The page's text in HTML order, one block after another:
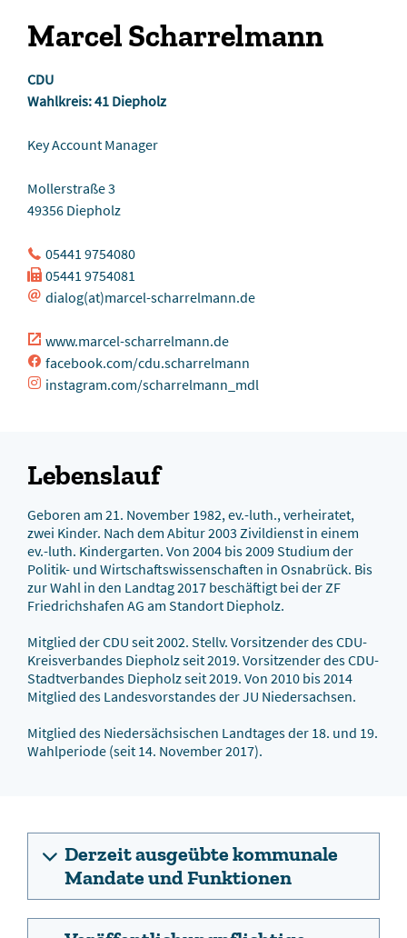
Marcel Scharrelmann
CDU
Wahlkreis: 41 Diepholz
Key Account Manager
Mollerstraße 3
49356 Diepholz
05441 9754080
05441 9754081
dialog(at)marcel-scharrelmann.de
www.marcel-scharrelmann.de
facebook.com/cdu.scharrelmann
instagram.com/scharrelmann_mdl
Lebenslauf
Geboren am 21. November 1982, ev.-luth., verheiratet,
zwei Kinder. Nach dem Abitur 2003 Zivildienst in einem
ev.-luth. Kindergarten. Von 2004 bis 2009 Studium der
Politik- und Wirtschaftswissenschaften in Osnabrück. Bis
zur Wahl in den Landtag 2017 beschäftigt bei der ZF
Friedrichshafen AG am Standort Diepholz.
Mitglied der CDU seit 2002. Stellv. Vorsitzender des CDU-
Kreisverbandes Diepholz seit 2019. Vorsitzender des CDU-
Stadtverbandes Diepholz seit 2019. Von 2010 bis 2014
Mitglied des Landesvorstandes der JU Niedersachsen.
Mitglied des Niedersächsischen Landtages der 18. und 19.
Wahlperiode (seit 14. November 2017).
Derzeit ausgeübte kommunale
Mandate und Funktionen